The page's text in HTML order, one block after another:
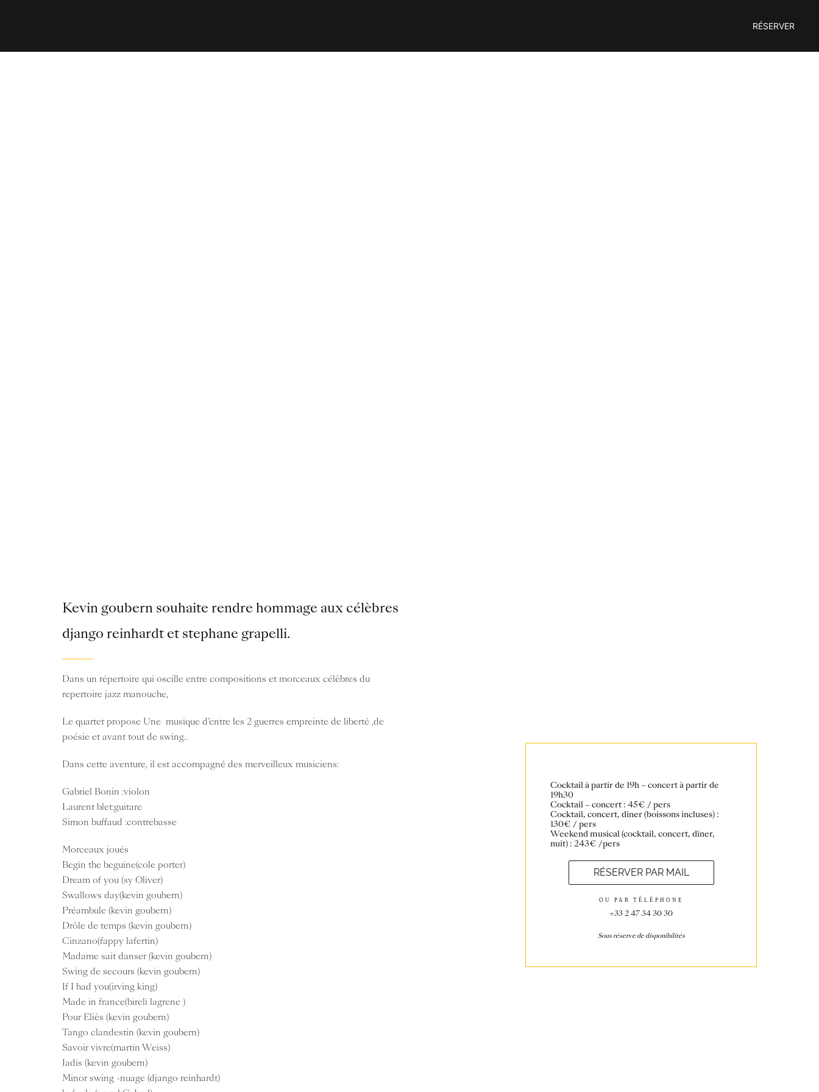
RÉSERVER
Kevin goubern souhaite rendre hommage aux célèbres
django reinhardt et stephane grapelli.
Dans un répertoire qui oscille entre compositions et morceaux célèbres du
repertoire jazz manouche,
Le quartet propose Une musique d’entre les 2 guerres empreinte de liberté ,de
poésie et avant tout de swing..
Dans cette aventure, il est accompagné des merveilleux musiciens:
Gabriel Bonin :violon
Laurent blet:guitare
Simon buffaud :contrebasse
Morceaux joués
Begin the beguine(cole porter)
Dream of you (sy Oliver)
Swallows day(kevin goubern)
Préambule (kevin goubern)
Drôle de temps (kevin goubern)
Cinzano(fappy lafertin)
Madame sait danser (kevin goubern)
Swing de secours (kevin goubern)
If I had you(irving king)
Made in france(bireli lagrene )
Pour Eliès (kevin goubern)
Tango clandestin (kevin goubern)
Savoir vivre(martin Weiss)
Jadis (kevin goubern)
Minor swing -nuage (django reinhardt)
Cocktail à partir de 19h – concert à partir de
19h30
Cocktail – concert : 45€ / pers
Cocktail, concert, dîner (boissons incluses) :
130€ / pers
Weekend musical (cocktail, concert, dîner,
nuit) : 243€ /pers
RÉSERVER PAR MAIL
OU PAR TÉLÉPHONE
+33 2 47 34 30 30
Sous réserve de disponibilités